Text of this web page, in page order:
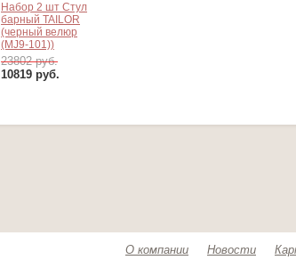
Набор 2 шт Стул
барный TAILOR
(черный велюр
(MJ9-101))
23802 руб.
10819 руб.
О компании Новости